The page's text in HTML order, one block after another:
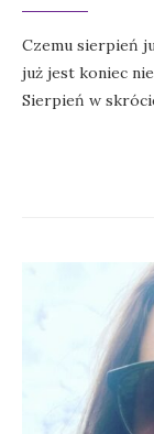
Czemu sierpień
już jest koniec
Sierpień w